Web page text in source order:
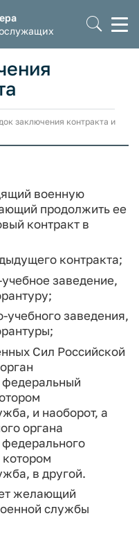
заключения контракта и
военную
продолжить ее
контракт в
контракта;
заведение,
учебного заведения,
Сил Российской
федеральный
и наоборот, а
органа
федерального
котором
в другой.
желающий
службы